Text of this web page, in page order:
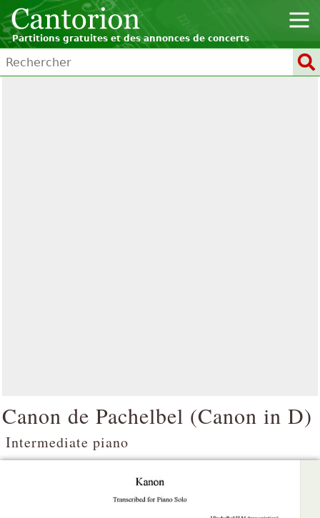
Partitions gratuites et des annonces de concerts
Canon de Pachelbel (Canon in D)
Intermediate piano